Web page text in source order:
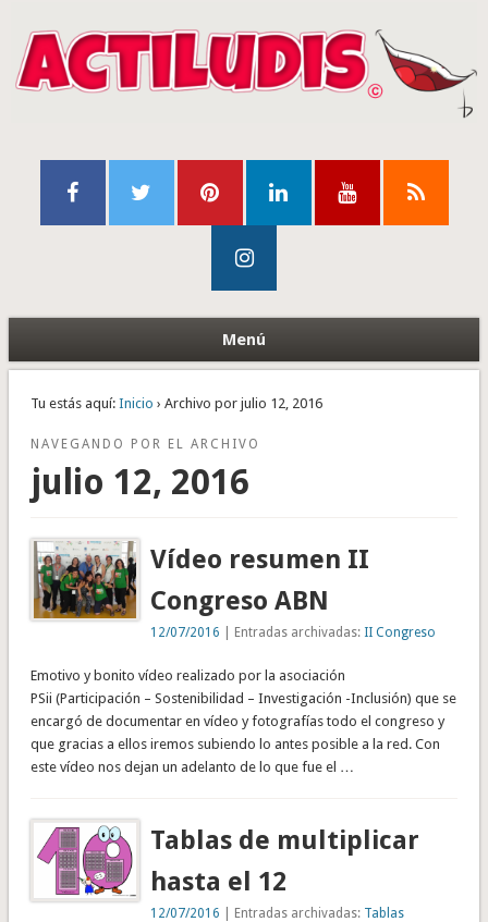
Menú
Tu estás aquí: Inicio › Archivo por julio 12, 2016
NAVEGANDO POR EL ARCHIVO
julio 12, 2016
Vídeo resumen II
Congreso ABN
12/07/2016 | Entradas archivadas: II Congreso
Emotivo y bonito vídeo realizado por la asociación
PSii (Participación – Sostenibilidad – Investigación -Inclusión) que se
encargó de documentar en vídeo y fotografías todo el congreso y
que gracias a ellos iremos subiendo lo antes posible a la red. Con
este vídeo nos dejan un adelanto de lo que fue el …
Tablas de multiplicar
hasta el 12
12/07/2016 | Entradas archivadas: Tablas